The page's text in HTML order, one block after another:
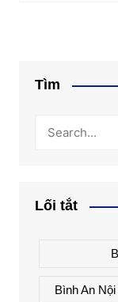
Tìm
Lối tắt
Bình An